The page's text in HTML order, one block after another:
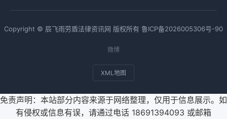
Copyright © 辰飞雨劳盾法律资讯网 版权所有 鲁ICP备2026005306号-90
微博
XML地图
免责声明：本站部分内容来源于网络整理，仅用于信息展示。如
有侵权或信息有误，请通过电话 18691394093 或邮箱